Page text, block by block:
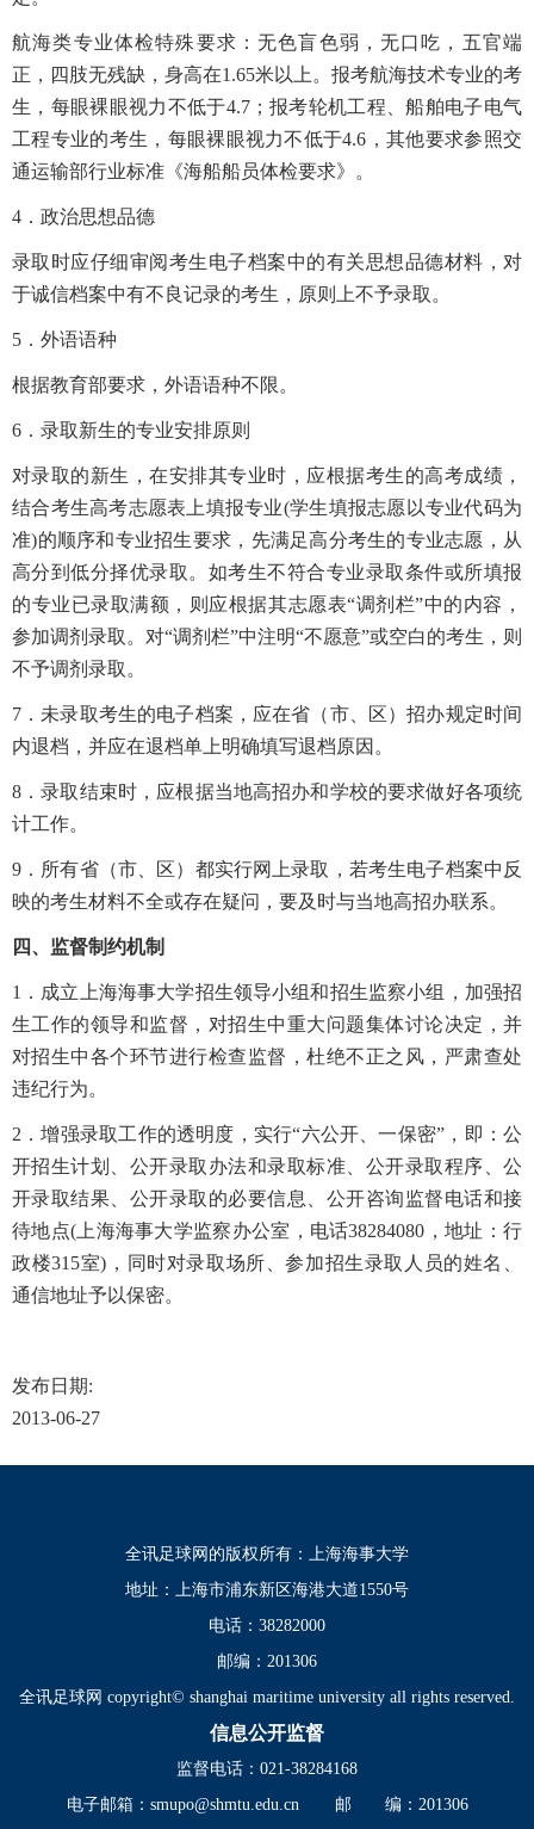
航海类专业体检特殊要求：无色盲色弱，无口吃，五官端
正，四肢无残缺，身高在1.65米以上。报考航海技术专业的考
生，每眼裸眼视力不低于4.7；报考轮机工程、船舶电子电气
工程专业的考生，每眼裸眼视力不低于4.6 ，其他要求参照交
通运输部行业标准《海船船员体检要求》。
4 ．政治思想品德
录取时应仔细审阅考生电子档案中的有关思想品德材料，对
于诚信档案中有不良记录的考生，原则上不予录取。
5 ．外语语种
根据教育部要求，外语语种不限。
6 ．录取新生的专业安排原则
对录取的新生，在安排其专业时，应根据考生的高考成绩，
结合考生高考志愿表上填报专业(学生填报志愿以专业代码为
准)的顺序和专业招生要求，先满足高分考生的专业志愿，从
高分到低分择优录取。如考生不符合专业录取条件或所填报
的专业已录取满额，则应根据其志愿表“调剂栏”中的内容，
参加调剂录取。对“调剂栏”中注明“不愿意”或空白的考生，则
不予调剂录取。
7 ．未录取考生的电子档案，应在省（市、区）招办规定时间
内退档，并应在退档单上明确填写退档原因。
8 ．录取结束时，应根据当地高招办和学校的要求做好各项统
计工作。
9 ．所有省（市、区）都实行网上录取，若考生电子档案中反
映的考生材料不全或存在疑问，要及时与当地高招办联系。
四、监督制约机制
1．成立上海海事大学招生领导小组和招生监察小组，加强招
生工作的领导和监督，对招生中重大问题集体讨论决定，并
对招生中各个环节进行检查监督，杜绝不正之风，严肃查处
违纪行为。
2．增强录取工作的透明度，实行“六公开、一保密”，即：公
开招生计划、公开录取办法和录取标准、公开录取程序、公
开录取结果、公开录取的必要信息、公开咨询监督电话和接
待地点(上海海事大学监察办公室，电话38284080，地址：行
政楼315室)，同时对录取场所、参加招生录取人员的姓名、
通信地址予以保密。
发布日期:
2013-06-27
全讯足球网的版权所有：上海海事大学
地址：上海市浦东新区海港大道1550号
电话：38282000
邮编：201306
全讯足球网 copyright© shanghai maritime university all rights reserved.
信息公开监督
监督电话：021-38284168
电子邮箱： smupo@shmtu.edu.cn 邮 编：201306